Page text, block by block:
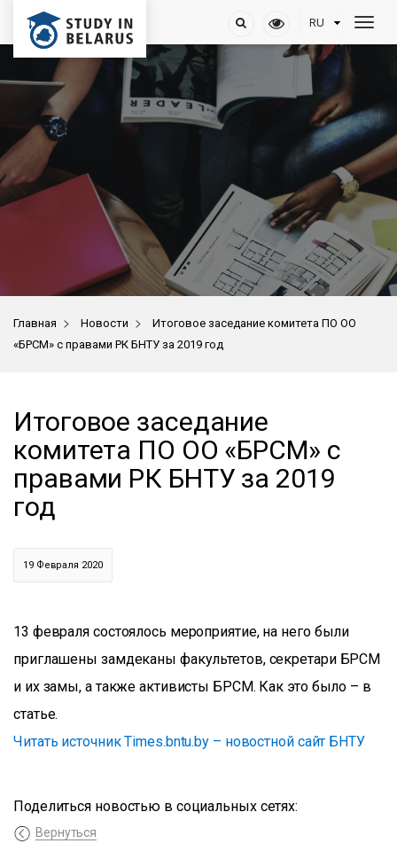
Главная > Новости >
Итоговое заседание комитета ПО ОО
«БРСМ» с правами РК БНТУ за 2019 год
Итоговое заседание
комитета ПО ОО «БРСМ» с
правами РК БНТУ за 2019
год
19 Февраля 2020
13 февраля состоялось мероприятие, на него были
приглашены замдеканы факультетов, секретари БРСМ
и их замы, а также активисты БРСМ. Как это было – в
статье.
Читать источник Times.bntu.by – новостной сайт БНТУ
Поделиться новостью в социальных сетях:
Вернуться